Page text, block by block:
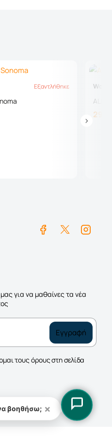
Εξαντλήθηκε
Εξαντλήθηκε
για να μαθαίνες τα νέα
Εγγραφή
τους όρους στη σελίδα
βοηθήσω; ×